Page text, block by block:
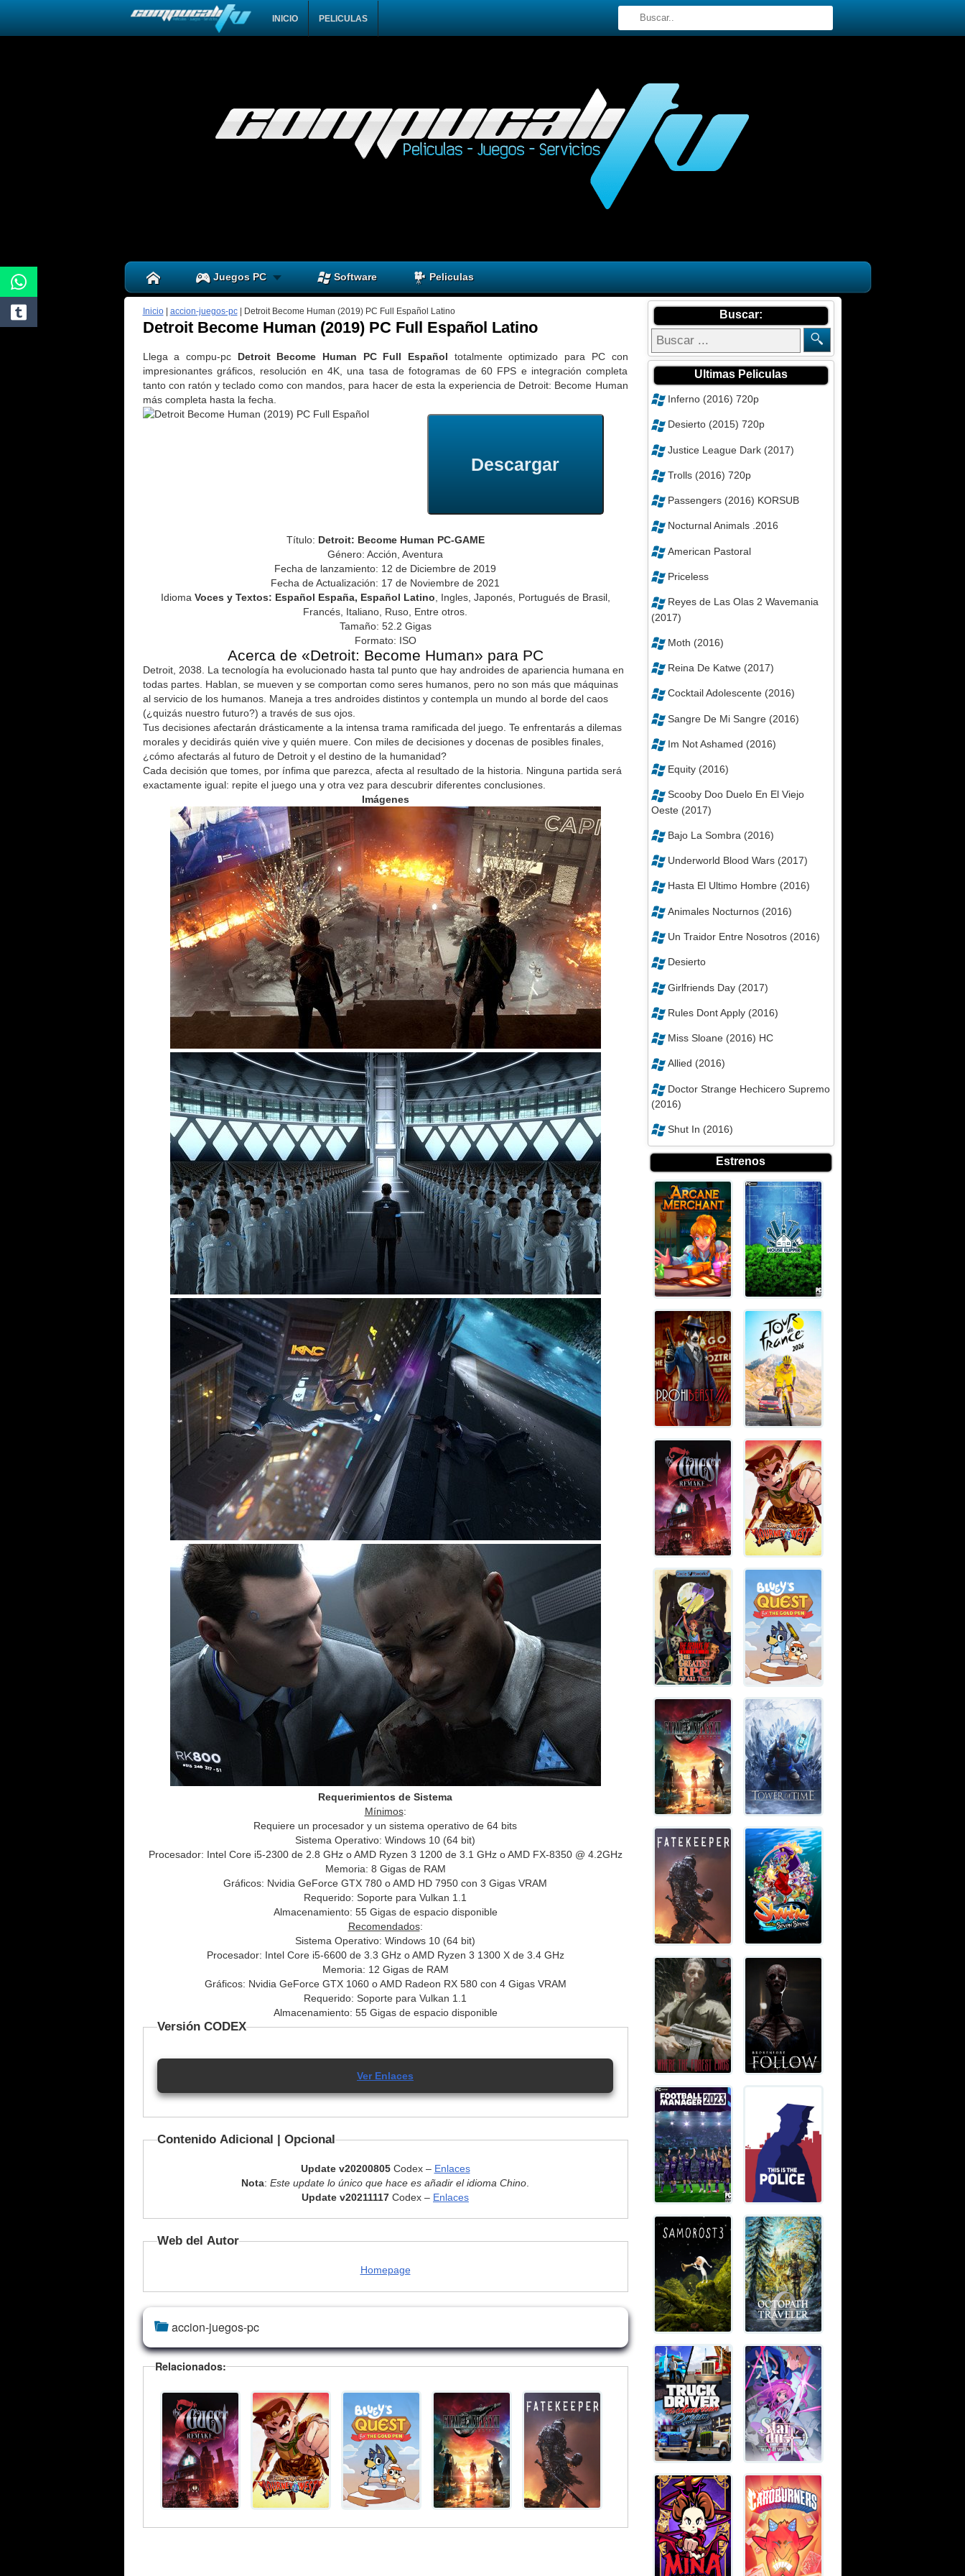
INICIO PELICULAS
Juegos PC Software Peliculas
Inicio| accion-juegos-pc| Detroit Become Human (2019) PC Full Español Latino
Detroit Become Human (2019) PC Full Español Latino
Llega a compu-pc Detroit Become Human PC Full Español totalmente optimizado para PC con
impresionantes gráficos, resolución en 4K, una tasa de fotogramas de 60 FPS e integración completa
tanto con ratón y teclado como con mandos, para hacer de esta la experiencia de Detroit: Become Human
más completa hasta la fecha.
Descargar
Título: Detroit: Become Human PC-GAME
Género: Acción, Aventura
Fecha de lanzamiento: 12 de Diciembre de 2019
Fecha de Actualización: 17 de Noviembre de 2021
Idioma Voces y Textos: Español España, Español Latino , Ingles, Japonés, Portugués de Brasil,
Francés, Italiano, Ruso, Entre otros.
Tamaño: 52.2 Gigas
Formato: ISO
Acerca de «Detroit: Become Human» para PC
Detroit, 2038. La tecnología ha evolucionado hasta tal punto que hay androides de apariencia humana en
todas partes. Hablan, se mueven y se comportan como seres humanos, pero no son más que máquinas
al servicio de los humanos. Maneja a tres androides distintos y contempla un mundo al borde del caos
(¿quizás nuestro futuro?) a través de sus ojos.
Tus decisiones afectarán drásticamente a la intensa trama ramificada del juego. Te enfrentarás a dilemas
morales y decidirás quién vive y quién muere. Con miles de decisiones y docenas de posibles finales,
¿cómo afectarás al futuro de Detroit y el destino de la humanidad?
Cada decisión que tomes, por ínfima que parezca, afecta al resultado de la historia. Ninguna partida será
exactamente igual: repite el juego una y otra vez para descubrir diferentes conclusiones.
Imágenes
Requerimientos de Sistema
Mínimos:
Requiere un procesador y un sistema operativo de 64 bits
Sistema Operativo: Windows 10 (64 bit)
Procesador: Intel Core i5-2300 de 2.8 GHz o AMD Ryzen 3 1200 de 3.1 GHz o AMD FX-8350 @ 4.2GHz
Memoria: 8 Gigas de RAM
Gráficos: Nvidia GeForce GTX 780 o AMD HD 7950 con 3 Gigas VRAM
Requerido: Soporte para Vulkan 1.1
Almacenamiento: 55 Gigas de espacio disponible
Recomendados:
Sistema Operativo: Windows 10 (64 bit)
Procesador: Intel Core i5-6600 de 3.3 GHz o AMD Ryzen 3 1300 X de 3.4 GHz
Memoria: 12 Gigas de RAM
Gráficos: Nvidia GeForce GTX 1060 o AMD Radeon RX 580 con 4 Gigas VRAM
Requerido: Soporte para Vulkan 1.1
Almacenamiento: 55 Gigas de espacio disponible
Versión CODEX
Ver Enlaces
Contenido Adicional | Opcional
Update v20200805Codex – Enlaces
Nota: Este update lo único que hace es añadir el idioma Chino
Update v20211117 Codex – Enlaces
Web del Autor
Homepage
accion-juegos-pc
Relacionados:
Buscar:
Ultimas Peliculas
Inferno (2016) 720p
Desierto (2015) 720p
Justice League Dark (2017)
Trolls (2016) 720p
Passengers (2016) KORSUB
Nocturnal Animals .2016
American Pastoral
Priceless
Reyes de Las Olas 2 Wavemania
(2017)
Moth (2016)
Reina De Katwe (2017)
Cocktail Adolescente (2016)
Sangre De Mi Sangre (2016)
Im Not Ashamed (2016)
Equity (2016)
Scooby Doo Duelo En El Viejo
Oeste (2017)
Bajo La Sombra (2016)
Underworld Blood Wars (2017)
Hasta El Ultimo Hombre (2016)
Animales Nocturnos (2016)
Un Traidor Entre Nosotros (2016)
Desierto
Girlfriends Day (2017)
Rules Dont Apply (2016)
Miss Sloane (2016) HC
Allied (2016)
Doctor Strange Hechicero Supremo
(2016)
Shut In (2016)
Estrenos